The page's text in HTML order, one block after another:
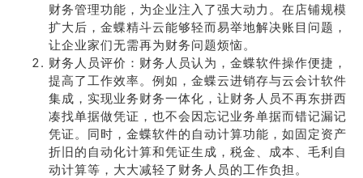
财务管理功能，为企业注入了强大动力。在店铺规模
扩大后，金蝶精斗云能够轻而易举地解决账目问题，
让企业家们无需再为财务问题烦恼。
财务人员评价：财务人员认为，金蝶软件操作便捷，
提高了工作效率。例如，金蝶云进销存与云会计软件
集成，实现业务财务一体化，让财务人员不再东拼西
凑找单据做凭证，也不会因忘记业务单据而错记漏记
凭证。同时，金蝶软件的自动计算功能，如固定资产
折旧的自动化计算和凭证生成，税金、成本、毛利自
动计算等，大大减轻了财务人员的工作负担。